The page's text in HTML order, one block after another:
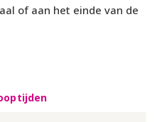
of aan het einde van de